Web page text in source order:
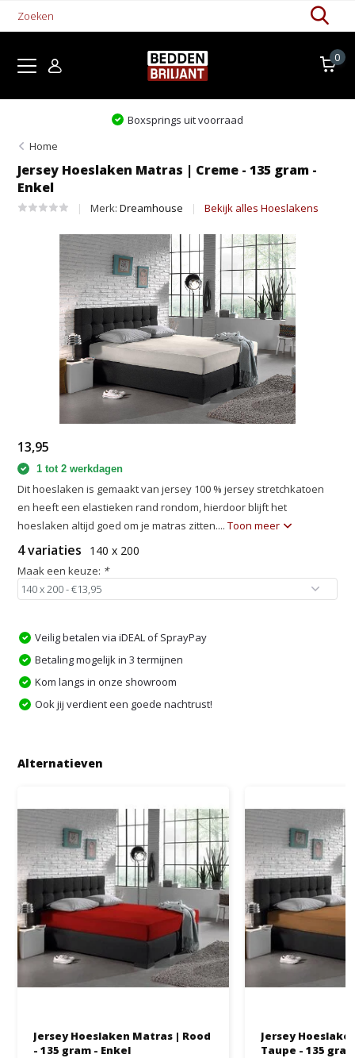
0
Levertijd 1-5 werkdagen
Home
Jersey Hoeslaken Matras | Creme - 135 gram -
Enkel
Merk:Dreamhouse Bekijk alles Hoeslakens
13,95
1 tot 2 werkdagen
Dit hoeslaken is gemaakt van jersey 100 % jersey stretchkatoen
en heeft een elastieken rand rondom, hierdoor blijft het
hoeslaken altijd goed om je matras zitten....Toon meer
4 variaties 140 x 200
Maak een keuze: *
Veilig betalen via iDEAL of SprayPay
Betaling mogelijk in 3 termijnen
Kom langs in onze showroom
Ook jij verdient een goede nachtrust!
Alternatieven
Jersey Hoeslaken Matras | Rood
- 135 gram - Enkel
Jersey
Taupe - 135